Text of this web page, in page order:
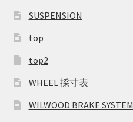
SUSPENSION
top
top2
WHEEL 採寸表
WILWOOD BRAKE SYSTEM